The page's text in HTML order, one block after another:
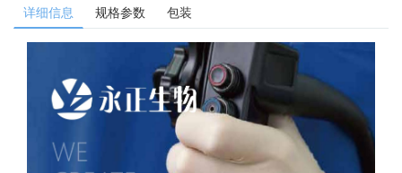
详细信息 规格参数 包装